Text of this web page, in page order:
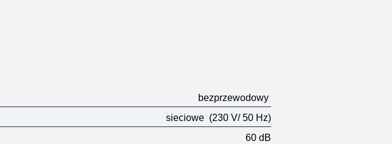
bezprzewodowy
sieciowe (230 V/ 50 Hz)
60 dB